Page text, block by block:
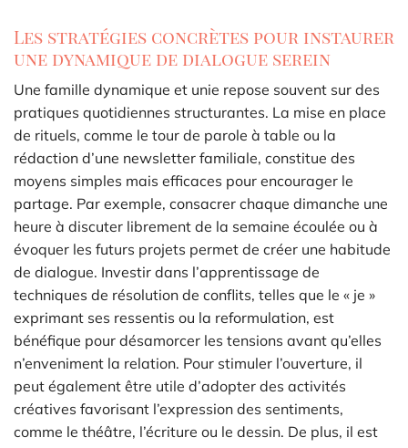
Les stratégies concrètes pour instaurer
une dynamique de dialogue serein
Une famille dynamique et unie repose souvent sur des
pratiques quotidiennes structurantes. La mise en place
de rituels, comme le tour de parole à table ou la
rédaction d’une newsletter familiale, constitue des
moyens simples mais efficaces pour encourager le
partage. Par exemple, consacrer chaque dimanche une
heure à discuter librement de la semaine écoulée ou à
évoquer les futurs projets permet de créer une habitude
de dialogue. Investir dans l’apprentissage de
techniques de résolution de conflits, telles que le « je »
exprimant ses ressentis ou la reformulation, est
bénéfique pour désamorcer les tensions avant qu’elles
n’enveniment la relation. Pour stimuler l’ouverture, il
peut également être utile d’adopter des activités
créatives favorisant l’expression des sentiments,
comme le théâtre, l’écriture ou le dessin. De plus, il est